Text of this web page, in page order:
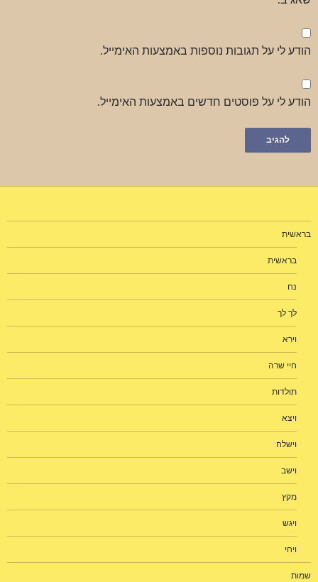
הודע לי על תגובות נוספות באמצעות האימייל.
הודע לי על פוסטים חדשים באמצעות האימייל.
בראשית
בראשית
נח
לך לך
וירא
חיי שרה
תולדות
ויצא
וישלח
וישב
מקץ
ויגש
ויחי
שמות